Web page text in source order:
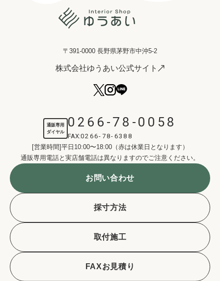
〒391-0000 長野県茅野市中沖5-2
株式会社ゆうあい公式サイト
通販専用
ダイヤル
0266-78-0058
FAX:0266-78-6388
[営業時間]平日10:00〜18:00（赤は休業日となります）
通販専用電話と実店舗電話は異なりますのでご注意ください。
お問い合わせ
採寸方法
取付施工
FAXお見積り